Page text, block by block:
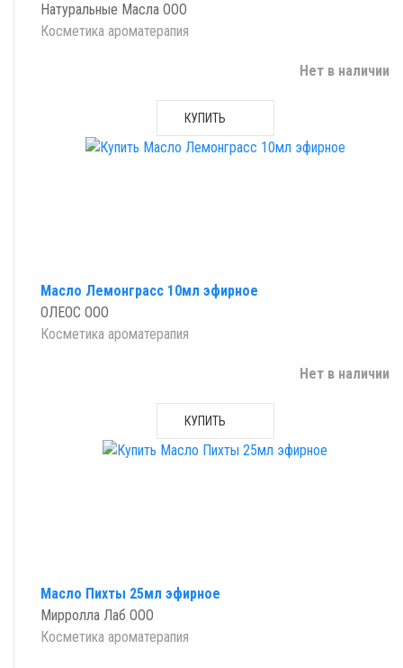
Натуральные Масла ООО
Косметика ароматерапия
Нет в наличии
КУПИТЬ
Масло Лемонграсс 10мл эфирное
ОЛЕОС ООО
Косметика ароматерапия
Нет в наличии
КУПИТЬ
Масло Пихты 25мл эфирное
Мирролла Лаб ООО
Косметика ароматерапия